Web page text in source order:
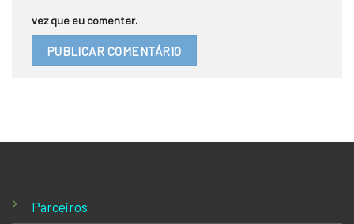
vez que eu comentar.
Parceiros